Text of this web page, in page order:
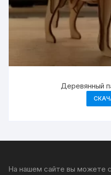
Деревянный
На нашем сайте вы можете